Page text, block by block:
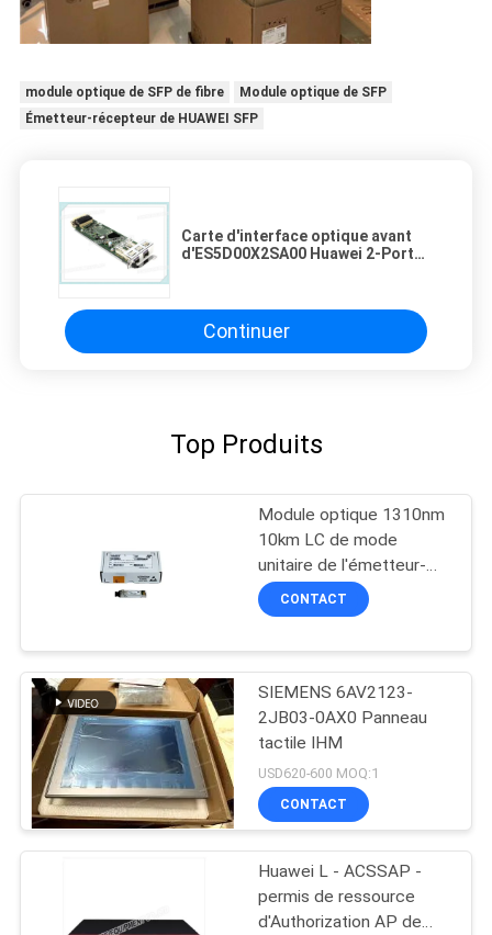
module optique de SFP de fibre
Module optique de SFP
Émetteur-récepteur de HUAWEI SFP
Carte d'interface optique avant
d'ES5D00X2SA00 Huawei 2-Port
Continuer
Top Produits
Module optique 1310nm
10km LC de mode
unitaire de l'émetteur-
récepteur OSX010000
SFP+ 10G de Huawei
CONTACT
SIEMENS 6AV2123-
2JB03-0AX0 Panneau
tactile IHM
USD620-600 MOQ:1
CONTACT
Huawei L - ACSSAP -
permis de ressource
d'Authorization AP de